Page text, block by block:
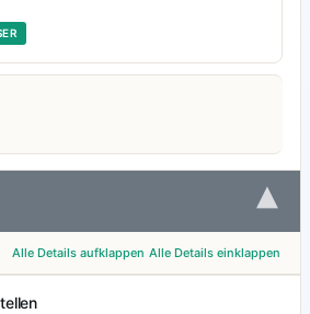
▾
Alle Details aufklappen Alle Details einklappen